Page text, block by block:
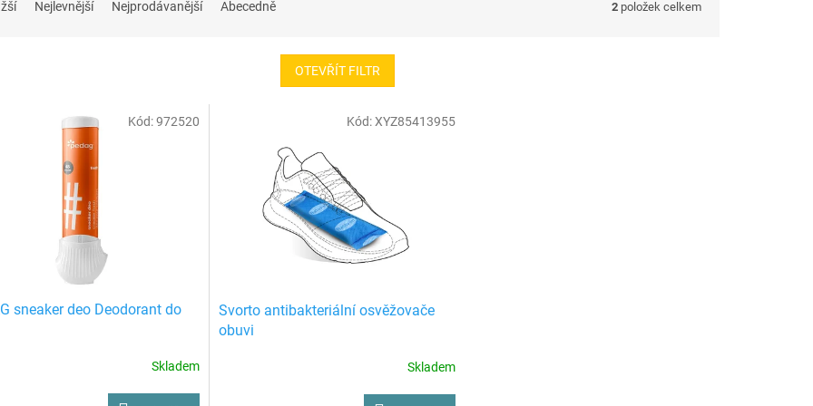
Nejlevnější Nejprodávanější Abecedně 2 položek celkem
OTEVŘÍT FILTR
sneaker deo Deodorant do
Skladem
Kód:972520
Svorto antibakteriální osvěžovače
obuvi
Skladem
Kód:XYZ85413955